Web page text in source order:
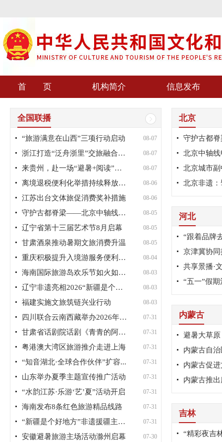
首 页 机构简介 信息发布
全国联播
“旅游满意在山西”三项行动启动 08-07
浙江打造“泛舟浙里”交旅融合品牌 08-07
来贵州，赴一场“避暑+阅读”之旅 08-07
离境退税便利化举措持续释放海南... 08-06
江苏出台文体旅促消费奖补措施 08-06
守护古都脊梁——北京中轴线申遗... 08-05
辽宁省第十三届艺术节8月启幕 08-05
甘肃酒泉推动暑期文旅消费升温 08-05
重庆积极提升入境游服务便利化水平 08-04
海南国际旅游岛欢乐节如火如荼进行 08-03
辽宁非遗亮相2026“新疆是个好地... 08-03
福建实施文旅筑链兴业行动 08-03
四川联合云南西藏举办2026年大香... 07-31
甘肃省话剧院话剧《青青的阿万仓... 07-31
粤港澳大湾区旅游推介走进上海 07-31
“知音湖北·全球合作伙伴”扩容... 07-31
山东举办夏季主题宣传推广活动 07-31
“水韵江苏·乐游‘艺’夏”活动开启 07-31
海南发布8条红色旅游精品线路 07-31
“新疆是个好地方”非遗援疆主题... 07-31
安徽避暑旅游主场活动滁州启幕 07-30
北京
河北
京津冀协
内蒙古
避暑大草
内蒙古自
内蒙古促
吉林